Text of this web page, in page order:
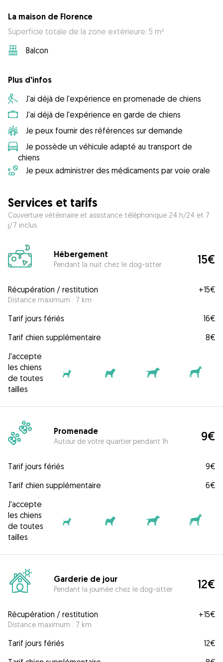
La maison de Florence
Superficie totale de la zone extérieure: 5 m²
Balcon
Plus d'infos
J'ai déjà de l'expérience en promenade de chiens
J'ai déjà de l'expérience en garde de chiens
Je peux fournir des références sur demande
Je possède un véhicule adapté au transport de
chiens
Je peux administrer des médicaments par voie orale
Services et tarifs
Couverture vétérinaire et assistance téléphonique 24 h/24 et 7
j/7 inclus
Hébergement
Pendant la nuit chez le dog-sitter 15€
Récupération / restitution
Distance maximum : 7 km
+15€
Tarif jours fériés
16€
Tarif chien supplémentaire
8€
J'accepte
les chiens
de toutes
tailles
Promenade
Autour de votre quartier pendant 1h 9€
Tarif jours fériés
9€
Tarif chien supplémentaire
6€
J'accepte
les chiens
de toutes
tailles
Garderie de jour
Pendant la journée chez le dog-sitter 12€
Récupération / restitution
Distance maximum : 7 km
+15€
Tarif jours fériés
12€